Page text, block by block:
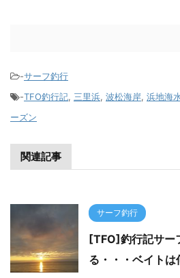
-サーフ釣行
-TFO釣行記, 三里浜, 波松海岸, 浜地海
ーズン
関連記事
サーフ釣行
[TFO]釣行記サー
る・・・ベイトは